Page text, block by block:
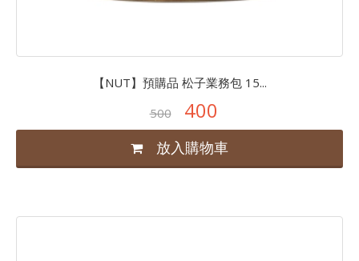
【NUT】預購品 松子業務包 15...
500
400
放入購物車